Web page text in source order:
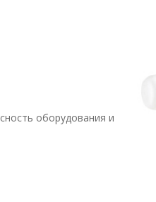
оборудования и